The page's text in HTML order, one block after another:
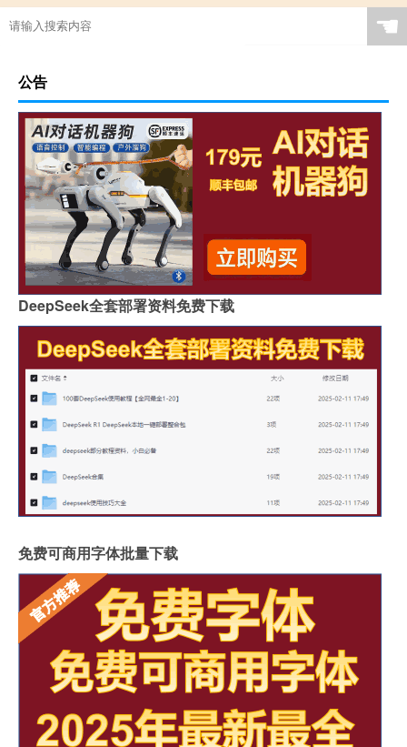
☚
公告
DeepSeek全套部署资料免费下载
免费可商用字体批量下载